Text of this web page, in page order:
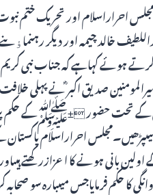
احراراسلام اور تحریک ختم
خالد چیمہ اور دیگر
کرتے ہوئے کہاہے کہ جناب
صدیق اکبر ؓنے پہلی
احراراسلام
بانی ہونے کا اعزازرکھتے
حکم فرمایاجس میںبارہ سو